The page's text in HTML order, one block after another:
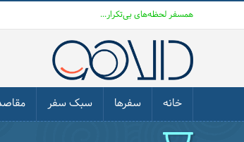
همسفر لحظه‌های بی‌تکرار...
خانه سفرها سبک سفر